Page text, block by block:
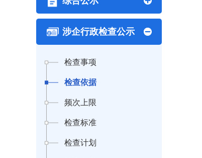
涉企行政检查公示
检查事项
检查依据
频次上限
检查标准
检查计划